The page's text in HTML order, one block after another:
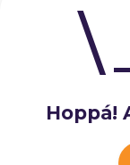
Hoppá!